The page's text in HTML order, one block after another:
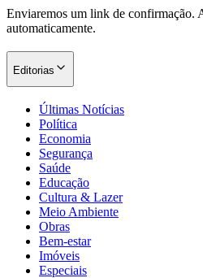
Enviaremos um link de confirmação.
automaticamente.
Editorias
Últimas Notícias
Política
Economia
Segurança
Saúde
Educação
Cultura & Lazer
Meio Ambiente
Obras
Bem-estar
Imóveis
Especiais